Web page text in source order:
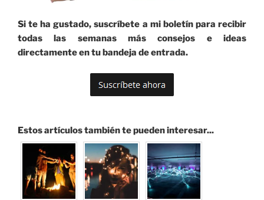
Si te ha gustado, suscríbete a mi boletín para recibir
todas las semanas más consejos e ideas
directamente en tu bandeja de entrada.
Estos artículos también te pueden interesar...